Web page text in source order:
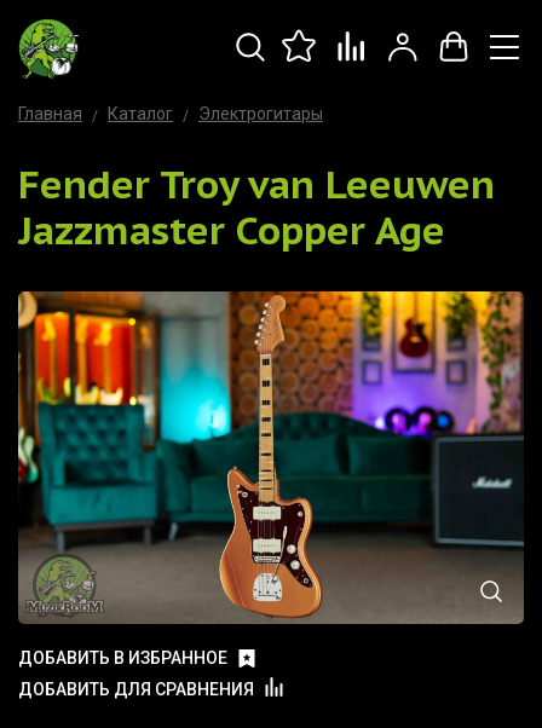
Главная Каталог Электрогитары
Fender Troy van Leeuwen
Jazzmaster Copper Age
ДОБАВИТЬ В ИЗБРАННОЕ
ДОБАВИТЬ ДЛЯ СРАВНЕНИЯ